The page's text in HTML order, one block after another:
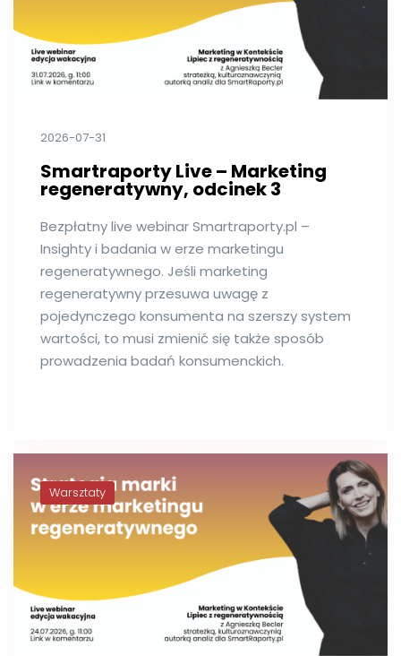
2026-07-31
Smartraporty Live – Marketing
regeneratywny, odcinek 3
Bezpłatny live webinar Smartraporty.pl –
Insighty i badania w erze marketingu
regeneratywnego. Jeśli marketing
regeneratywny przesuwa uwagę z
pojedynczego konsumenta na szerszy system
wartości, to musi zmienić się także sposób
prowadzenia badań konsumenckich.
Warsztaty